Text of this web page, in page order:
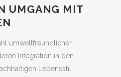
UMGANG MIT
umweltfreundlicher
Integration in den
Lebensstil.